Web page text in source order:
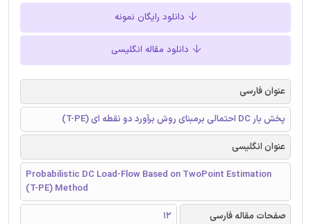
دانلود رایگان نمونه
دانلود مقاله انگلیسی
عنوان فارسی
پخش بار DC احتمالی برمبنای روش برآورد دو نقطه ای (T-PE)
عنوان انگلیسی
Probabilistic DC Load-Flow Based on TwoPoint Estimation
(T-PE) Method
صفحات مقاله فارسی
12